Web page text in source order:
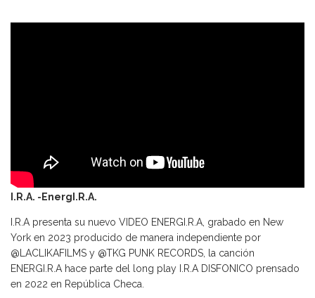
I.R.A. -EnergI.R.A.
I.R.A presenta su nuevo VIDEO ENERGI.R.A, grabado en New
York en 2023 producido de manera independiente por
@LACLIKAFILMS y @TKG PUNK RECORDS, la canción
ENERGI.R.A hace parte del long play I.R.A DISFONICO prensado
en 2022 en República Checa.